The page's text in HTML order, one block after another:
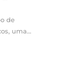
de
uma...